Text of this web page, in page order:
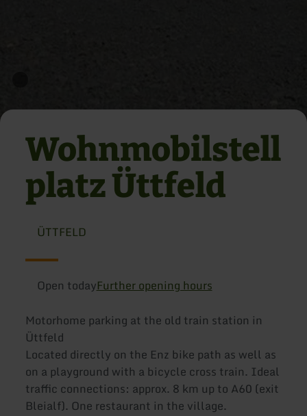
Wohnmobilstell
platz Üttfeld
ÜTTFELD
Open todayFurther opening hours
Motorhome parking at the old train station in
Üttfeld
Located directly on the Enz bike path as well as
on a playground with a bicycle cross train. Ideal
traffic connections: approx. 8 km up to A60 (exit
Bleialf). One restaurant in the village.